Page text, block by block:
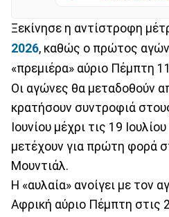
Ξεκίνησε η αντίστροφη
2026, καθώς ο πρώτος
«πρεμιέρα» αύριο Πέμπτη
Οι αγώνες θα μεταδοθούν
κρατήσουν συντροφιά
Ιουνίου μέχρι τις 19
μετέχουν για πρώτη φορά
Μουντιάλ.
Η «αυλαία» ανοίγει με τον
Αφρική αύριο Πέμπτη στις